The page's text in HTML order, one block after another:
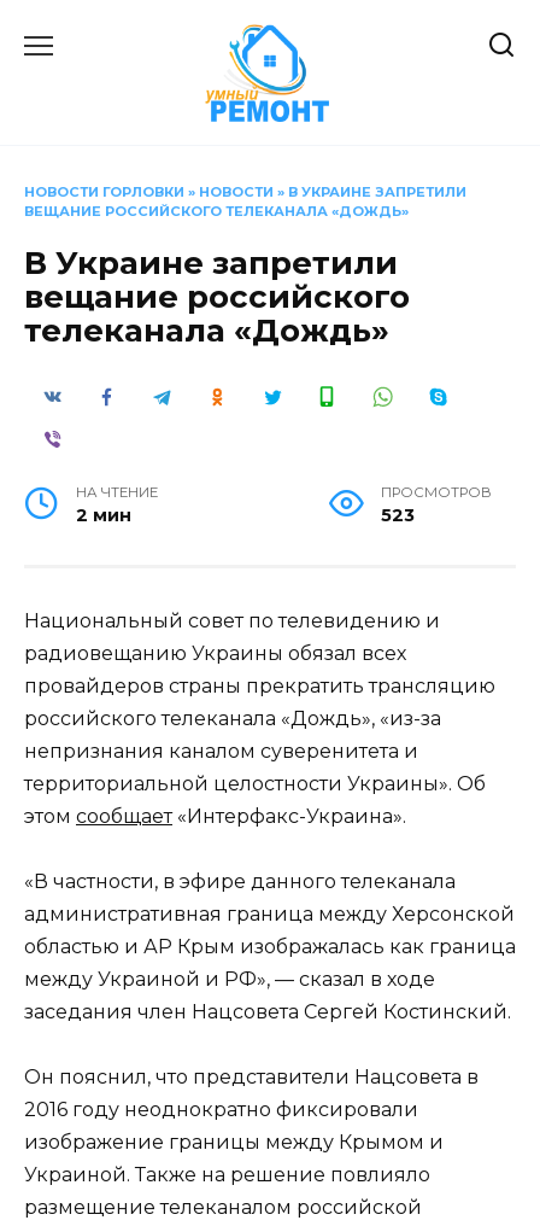
НОВОСТИ ГОРЛОВКИ » НОВОСТИ » В УКРАИНЕ ЗАПРЕТИЛИ
ВЕЩАНИЕ РОССИЙСКОГО ТЕЛЕКАНАЛА «ДОЖДЬ»
В Украине запретили
вещание российского
телеканала «Дождь»
НА ЧТЕНИЕ
2 мин
ПРОСМОТРОВ
523
Национальный совет по телевидению и
радиовещанию Украины обязал всех
провайдеров страны прекратить трансляцию
российского телеканала «Дождь», «из-за
непризнания каналом суверенитета и
территориальной целостности Украины». Об
этом сообщает«Интерфакс-Украина».
«В частности, в эфире данного телеканала
административная граница между Херсонской
областью и АР Крым изображалась как граница
между Украиной и РФ», — сказал в ходе
заседания член Нацсовета Сергей Костинский.
Он пояснил, что представители Нацсовета в
2016 году неоднократно фиксировали
изображение границы между Крымом и
Украиной. Также на решение повлияло
размещение телеканалом российской